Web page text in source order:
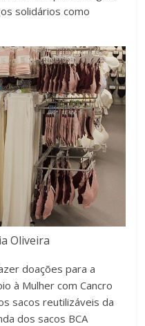
solidários como
Oliveira
doações para a
à Mulher com Cancro
sacos reutilizáveis da
dos sacos BCA